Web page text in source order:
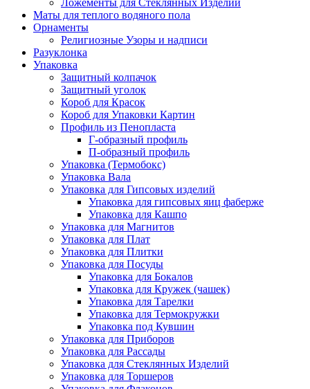
Ложементы для Стеклянных Изделий
Маты для теплого водяного пола
Орнаменты
Религиозные Узоры и надписи
Разуклонка
Упаковка
Защитный колпачок
Защитный уголок
Короб для Красок
Короб для Упаковки Картин
Профиль из Пенопласта
Г-образный профиль
П-образный профиль
Упаковка (Термобокс)
Упаковка Вала
Упаковка для Гипсовых изделий
Упаковка для гипсовых яиц фаберже
Упаковка для Кашпо
Упаковка для Магнитов
Упаковка для Плат
Упаковка для Плитки
Упаковка для Посуды
Упаковка для Бокалов
Упаковка для Кружек (чашек)
Упаковка для Тарелки
Упаковка для Термокружки
Упаковка под Кувшин
Упаковка для Приборов
Упаковка для Рассады
Упаковка для Стеклянных Изделий
Упаковка для Торшеров